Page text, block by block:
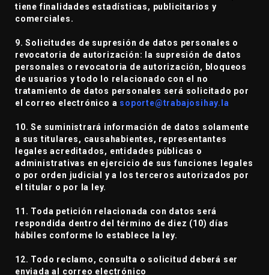
tiene finalidades estadísticas, publicitarios y
comerciales.
9. Solicitudes de supresión de datos personales o
revocatoria de autorización: la supresión de datos
personales o revocatoria de autorización, bloqueos
de usuarios y todo lo relacionado con el no
tratamiento de datos personales será solicitado por
el correo electrónico a soporte@trabajosihay.la
10. Se suministrará información de datos solamente
a sus titulares, causahabientes, representantes
legales acreditados, entidades públicas o
administrativas en ejercicio de sus funciones legales
o por orden judicial y a los terceros autorizados por
el titular o por la ley.
11. Toda petición relacionada con datos será
respondida dentro del término de diez (10) días
hábiles conforme lo establece la ley.
12. Todo reclamo, consulta o solicitud deberá ser
enviada al correo electrónico